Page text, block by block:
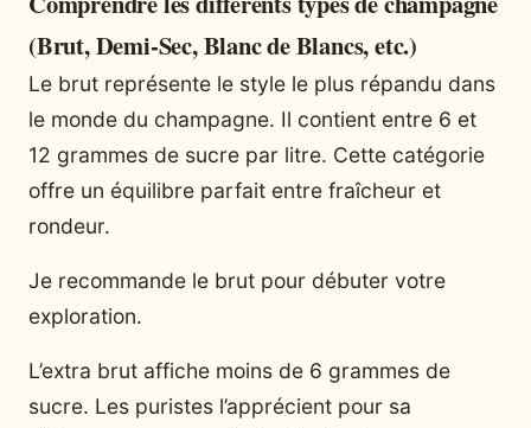
(Brut, Demi-Sec, Blanc de Blancs, etc.)
Le brut représente le style le plus répandu dans
le monde du champagne. Il contient entre 6 et
12 grammes de sucre par litre. Cette catégorie
offre un équilibre parfait entre fraîcheur et
rondeur.
Je recommande le brut pour débuter votre
exploration.
L’extra brut affiche moins de 6 grammes de
sucre. Les puristes l’apprécient pour sa